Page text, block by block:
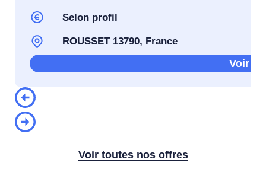
Selon profil
ROUSSET 13790, France
Voir
Voir toutes nos offres